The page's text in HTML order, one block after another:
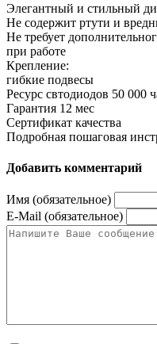
Элегантный и стильный
Не содержит ртути и
Не требует
при работе
Крепление:
гибкие подвесы
Ресурс свтодиодов 50 000
Гарантия 12 мес
Сертификат качества
Подробная пошаговая
Добавить комментарий
Имя (обязательное)
E-Mail (обязательное)